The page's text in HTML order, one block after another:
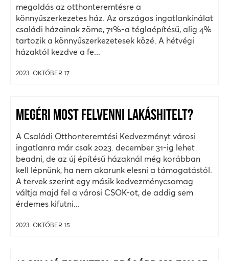
megoldás az otthonteremtésre a
könnyűszerkezetes ház. Az országos ingatlankínálat
családi házainak zöme, 71%-a téglaépítésű, alig 4%
tartozik a könnyűszerkezetesek közé. A hétvégi
házaktól kezdve a fe...
2023. OKTÓBER 17.
MEGÉRI MOST FELVENNI LAKÁSHITELT?
A Családi Otthonteremtési Kedvezményt városi
ingatlanra már csak 2023. december 31-ig lehet
beadni, de az új építésű házaknál még korábban
kell lépnünk, ha nem akarunk elesni a támogatástól.
A tervek szerint egy másik kedvezménycsomag
váltja majd fel a városi CSOK-ot, de addig sem
érdemes kifutni...
2023. OKTÓBER 15.